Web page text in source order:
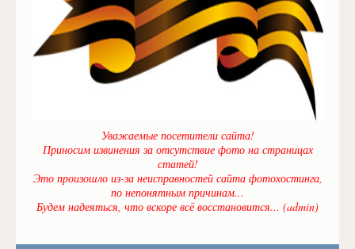
Уважаемые посетители сайта!
Приносим извинения за отсутствие фото на страницах
статей!
Это произошло из-за неисправностей сайта фотохостинга,
по непонятным причинам...
Будем надеяться, что вскоре всё восстановится... (admin)